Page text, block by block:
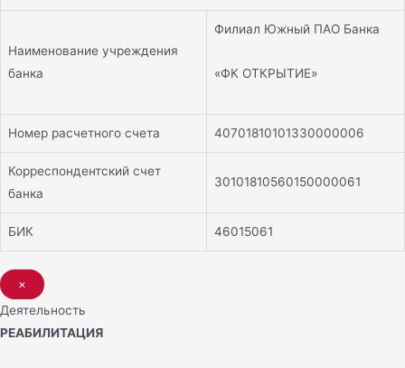
Наименование учреждения
банка
Филиал Южный ПАО Банка
«ФК ОТКРЫТИЕ»
Номер расчетного счета 40701810101330000006
Корреспондентский счет
банка
30101810560150000061
БИК 46015061
×
Деятельность
РЕАБИЛИТАЦИЯ